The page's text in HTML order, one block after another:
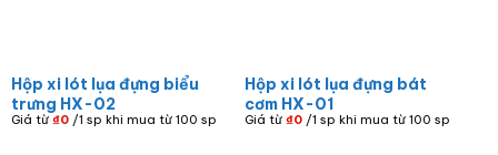
Hộp xi lót lụa đựng biểu
trưng HX-02
Giá từ ₫0/1 sp khi mua từ 100 sp
Hộp xi lót lụa đựng bát
cơm HX-01
Giá từ₫0 /1 sp khi mua từ 100 sp